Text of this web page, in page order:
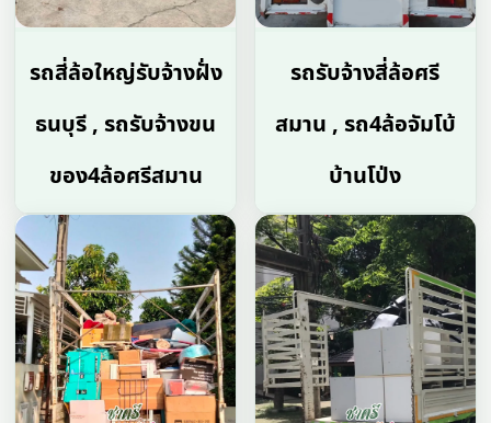
รถสี่ล้อใหญ่รับจ้างฝั่ง
ธนบุรี , รถรับจ้างขน
ของ4ล้อศรีสมาน
รถรับจ้างสี่ล้อศรี
สมาน , รถ4ล้อจัมโบ้
บ้านโป่ง